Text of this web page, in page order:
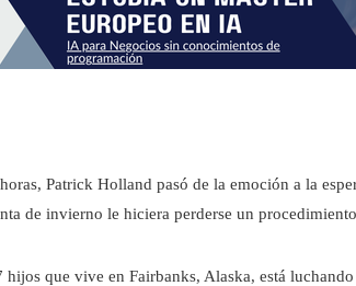
Patrick Holland pasó de la emoción a la
de invierno le hiciera perderse un
que vive en Fairbanks, Alaska, está